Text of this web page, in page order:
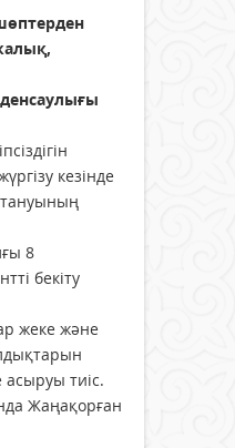
кезiнде
8
бекіту
жеке және
тиіс.
Жаңақорған